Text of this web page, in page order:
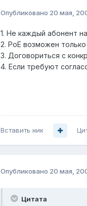
Опубликовано 20 мая,
1. Не каждый абонент
2. РоЕ возможен
3. Договориться с
4. Если требуют
Вставить ник
Опубликовано 20 мая,
Цитата